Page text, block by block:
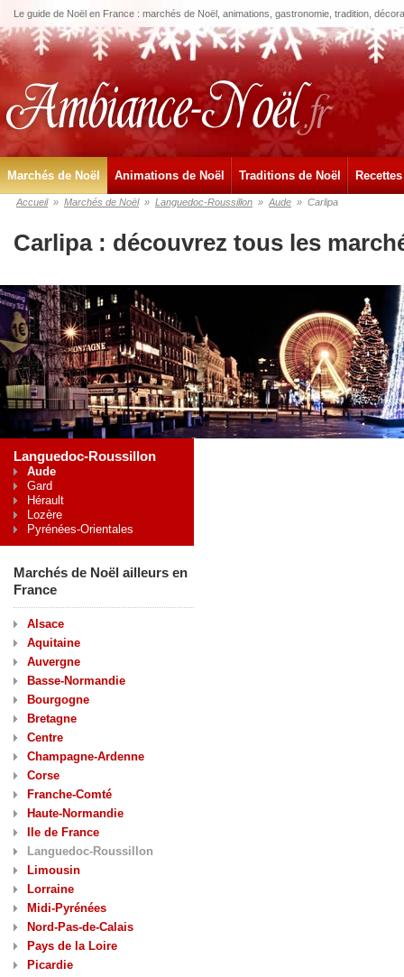
Le guide de Noël en France : marchés de Noël, animations, gastronomie, tradition,
Marchés de Noël Animations de Noël Traditions de Noël
Accueil » Marchés de Noël » Languedoc-Roussillon » Aude » Carlipa
Carlipa : découvrez tous les
Languedoc-Roussillon
Aude
Gard
Hérault
Lozère
Pyrénées-Orientales
Marchés de Noël ailleurs en
France
Alsace
Aquitaine
Auvergne
Basse-Normandie
Bourgogne
Bretagne
Centre
Champagne-Ardenne
Corse
Franche-Comté
Haute-Normandie
Ile de France
Languedoc-Roussillon
Limousin
Lorraine
Midi-Pyrénées
Nord-Pas-de-Calais
Pays de la Loire
Picardie